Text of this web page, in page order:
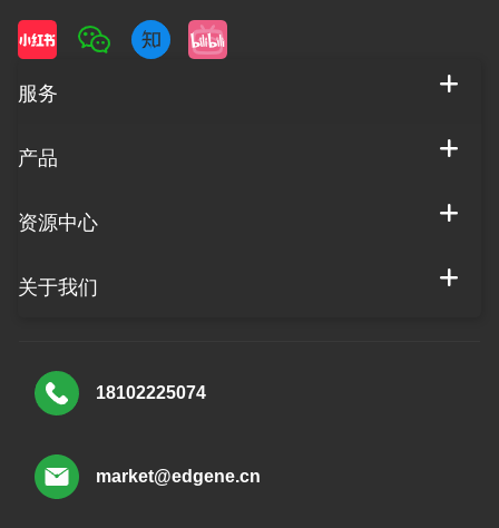
服务
产品
资源中心
关于我们
18102225074
market@edgene.cn